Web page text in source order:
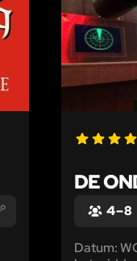
DE
4 – 8
Datum: